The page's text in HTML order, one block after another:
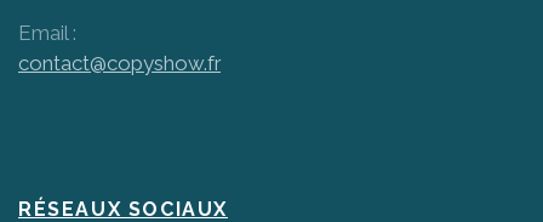
Email :
contact@copyshow.fr
RÉSEAUX SOCIAUX